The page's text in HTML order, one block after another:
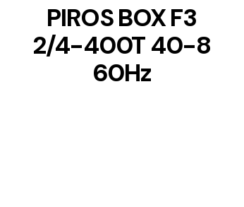
PIROS BOX F3
2/4-400T 40-8
60Hz